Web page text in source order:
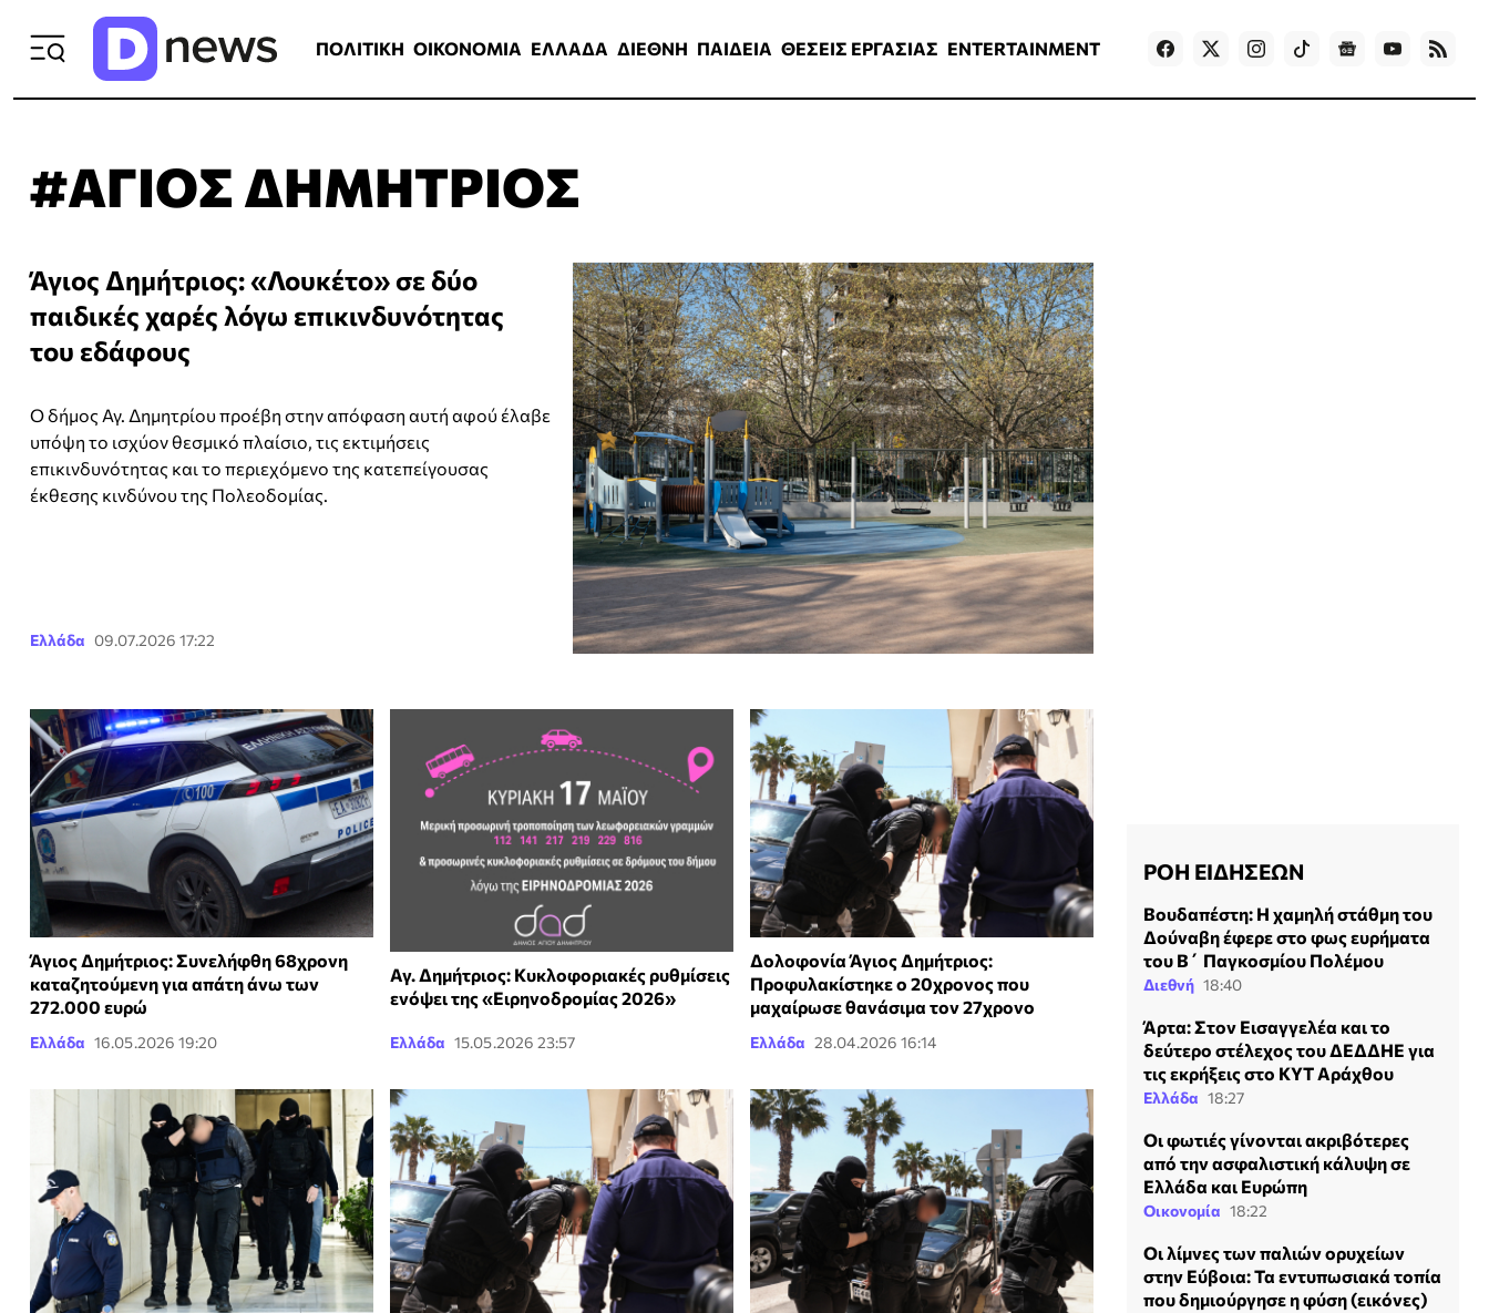
ΠΟΛΙΤΙΚΗ ΟΙΚΟΝΟΜΙΑ ΕΛΛΑΔΑ ΔΙΕΘΝΗ ΠΑΙΔΕΙΑ ΘΕΣΕΙΣ ΕΡΓΑΣΙΑΣ ENTERTAINMENT Games
#ΑΓΙΟΣ ΔΗΜΗΤΡΙΟΣ
Άγιος Δημήτριος: «Λουκέτο» σε δύο
παιδικές χαρές λόγω επικινδυνότητας
του εδάφους
Ο δήμος Αγ. Δημητρίου προέβη στην απόφαση αυτή αφού έλαβε
υπόψη το ισχύον θεσμικό πλαίσιο, τις εκτιμήσεις
επικινδυνότητας και το περιεχόμενο της κατεπείγουσας
έκθεσης κινδύνου της Πολεοδομίας.
Ελλάδα 09.07.2026 17:22
Άγιος Δημήτριος: Συνελήφθη 68χρονη
καταζητούμενη για απάτη άνω των
272.000 ευρώ
Ελλάδα 16.05.2026 19:20
Αγ. Δημήτριος: Κυκλοφοριακές ρυθμίσεις
ενόψει της «Ειρηνοδρομίας 2026»
Ελλάδα 15.05.2026 23:57
Δολοφονία Άγιος Δημήτριος:
Προφυλακίστηκε ο 20χρονος που
μαχαίρωσε θανάσιμα τον 27χρονο
Ελλάδα 28.04.2026 16:14
ΡΟΗ ΕΙΔΗΣΕΩΝ
Βουδαπέστη: Η χαμηλή στάθμη του
Δούναβη έφερε στο φως ευρήματα
του Β΄ Παγκοσμίου Πολέμου
Διεθνή 18:40
Άρτα: Στον Εισαγγελέα και το
δεύτερο στέλεχος του ΔΕΔΔΗΕ για
τις εκρήξεις στο ΚΥΤ Αράχθου
Ελλάδα 18:27
Οι φωτιές γίνονται ακριβότερες
από την ασφαλιστική κάλυψη σε
Ελλάδα και Ευρώπη
Οικονομία 18:22
Οι λίμνες των παλιών ορυχείων
στην Εύβοια: Τα εντυπωσιακά τοπία
που δημιούργησε η φύση (εικόνες)